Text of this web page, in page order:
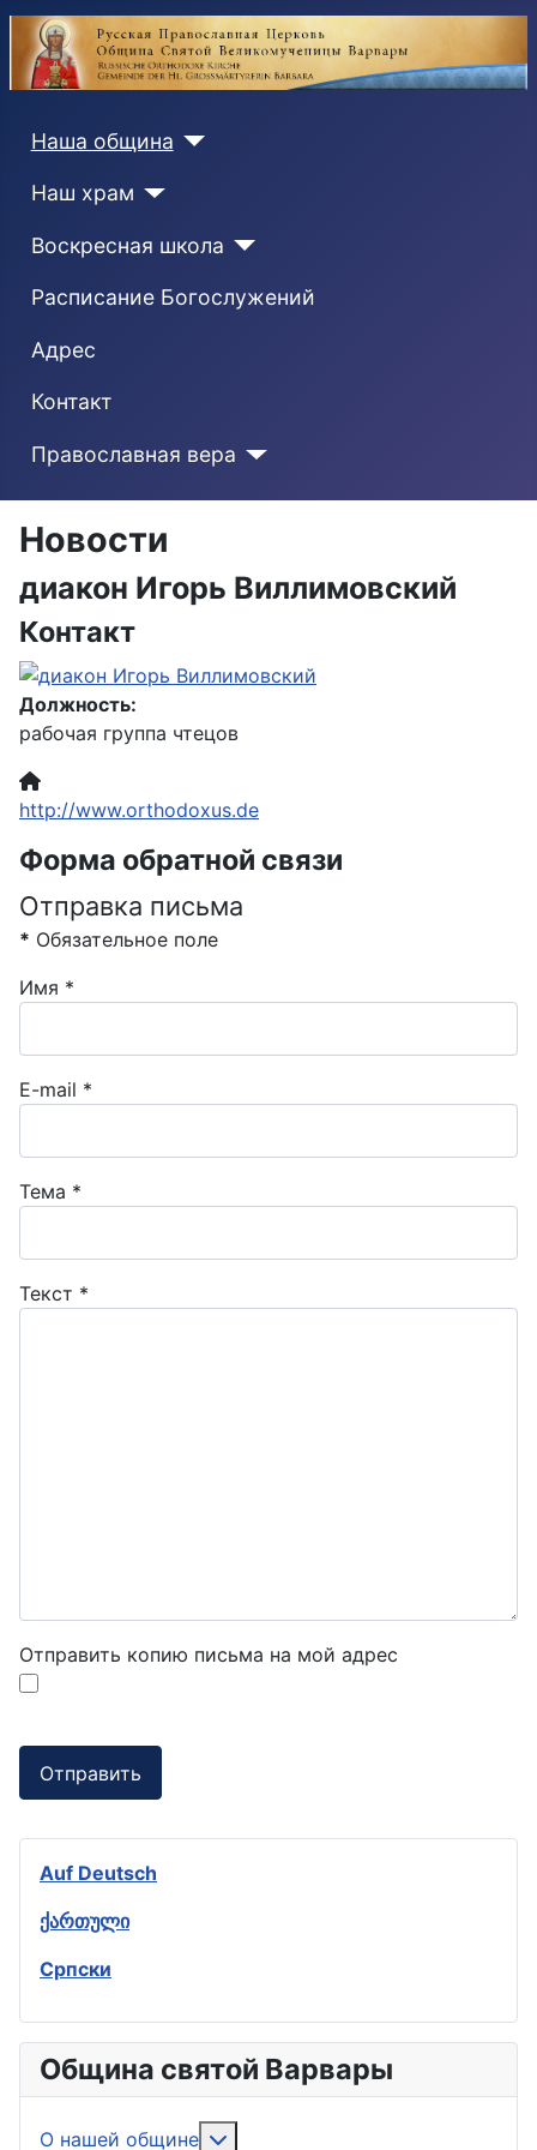
Наша община
Наш храм
Воскресная школа
Расписание Богослужений
Адрес
Контакт
Православная вера
Новости
диакон Игорь Виллимовский
Контакт
Должность:
рабочая группа чтецов
Сайт:
http://www.orthodoxus.de
Форма обратной связи
Отправка письма
* Обязательное поле
Имя *
E-mail *
Тема *
Текст *
Отправить копию письма на мой адрес
Отправить
Auf Deutsch
ქართული
Српски
Община святой Варвары
О нашей общине